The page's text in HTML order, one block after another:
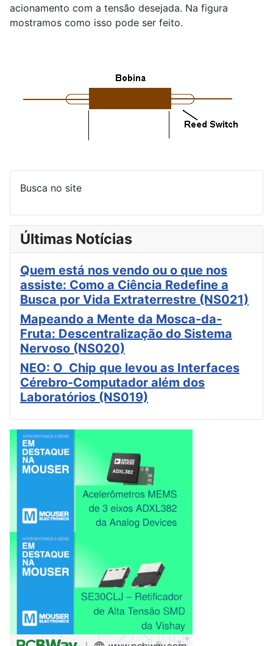
acionamento com a tensão desejada. Na figura
mostramos como isso pode ser feito.
Busca no site
Últimas Notícias
Quem está nos vendo ou o que nos
assiste: Como a Ciência Redefine a
Busca por Vida Extraterrestre (NS021)
Mapeando a Mente da Mosca-da-
Fruta: Descentralização do Sistema
Nervoso (NS020)
NEO: O Chip que levou as Interfaces
Cérebro-Computador além dos
Laboratórios (NS019)